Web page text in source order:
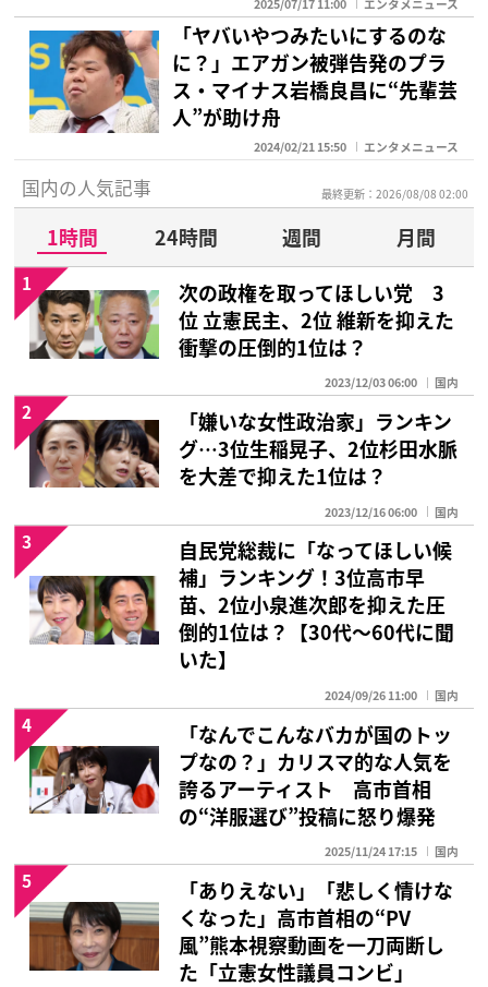
2025/07/17 11:00 エンタメニュース
「ヤバいやつみたいにするのな
に？」エアガン被弾告発のプラ
ス・マイナス岩橋良昌に“先輩芸
人”が助け舟
2024/02/21 15:50 エンタメニュース
国内の人気記事 最終更新：2026/08/08 02:00
1時間 24時間 週間
月間
次の政権を取ってほしい党 3
位 立憲民主、2位 維新を抑えた
衝撃の圧倒的1位は？
2023/12/03 06:00 国内
1
「嫌いな女性政治家」ランキン
グ…3位生稲晃子、2位杉田水脈
を大差で抑えた1位は？
2023/12/16 06:00 国内
2
自民党総裁に「なってほしい候
補」ランキング！3位高市早
苗、2位小泉進次郎を抑えた圧
倒的1位は？【30代〜60代に聞
いた】
2024/09/26 11:00 国内
3
「なんでこんなバカが国のトッ
プなの？」カリスマ的な人気を
誇るアーティスト 高市首相
の“洋服選び”投稿に怒り爆発
2025/11/24 17:15 国内
4
「ありえない」「悲しく情けな
くなった」高市首相の“PV
風”熊本視察動画を一刀両断し
た「立憲女性議員コンビ」
5